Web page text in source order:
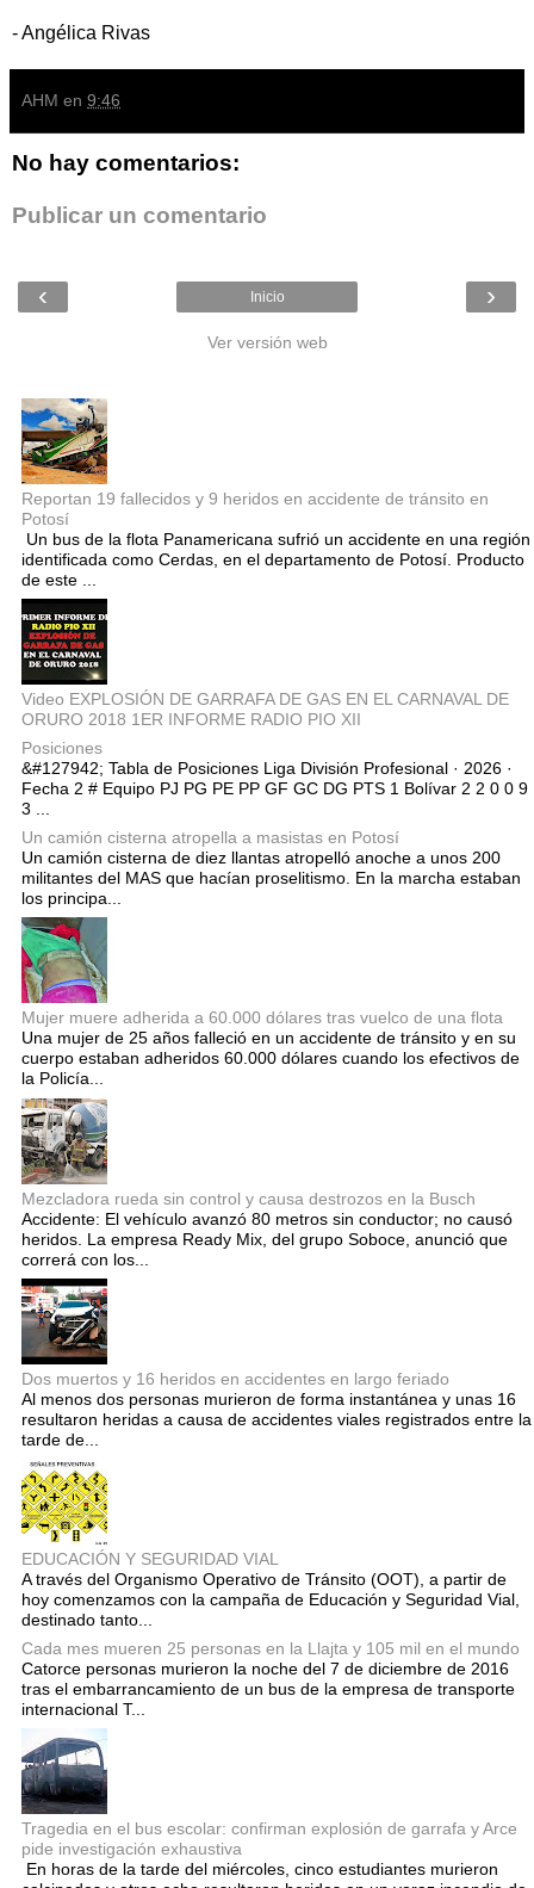
- Angélica Rivas
AHM en 9:46
No hay comentarios:
Publicar un comentario
‹ ›
Inicio
Ver versión web
Reportan 19 fallecidos y 9 heridos en accidente de tránsito en
Potosí
Un bus de la flota Panamericana sufrió un accidente en una región
identificada como Cerdas, en el departamento de Potosí. Producto
de este ...
Video EXPLOSIÓN DE GARRAFA DE GAS EN EL CARNAVAL DE
ORURO 2018 1ER INFORME RADIO PIO XII
Posiciones
&#127942; Tabla de Posiciones Liga División Profesional · 2026 ·
Fecha 2 # Equipo PJ PG PE PP GF GC DG PTS 1 Bolívar 2 2 0 0 9
3 ...
Un camión cisterna atropella a masistas en Potosí
Un camión cisterna de diez llantas atropelló anoche a unos 200
militantes del MAS que hacían proselitismo. En la marcha estaban
los principa...
Mujer muere adherida a 60.000 dólares tras vuelco de una flota
Una mujer de 25 años falleció en un accidente de tránsito y en su
cuerpo estaban adheridos 60.000 dólares cuando los efectivos de
la Policía...
Mezcladora rueda sin control y causa destrozos en la Busch
Accidente: El vehículo avanzó 80 metros sin conductor; no causó
heridos. La empresa Ready Mix, del grupo Soboce, anunció que
correrá con los...
Dos muertos y 16 heridos en accidentes en largo feriado
Al menos dos personas murieron de forma instantánea y unas 16
resultaron heridas a causa de accidentes viales registrados entre la
tarde de...
EDUCACIÓN Y SEGURIDAD VIAL
A través del Organismo Operativo de Tránsito (OOT), a partir de
hoy comenzamos con la campaña de Educación y Seguridad Vial,
destinado tanto...
Cada mes mueren 25 personas en la Llajta y 105 mil en el mundo
Catorce personas murieron la noche del 7 de diciembre de 2016
tras el embarrancamiento de un bus de la empresa de transporte
internacional T...
Tragedia en el bus escolar: confirman explosión de garrafa y Arce
pide investigación exhaustiva
En horas de la tarde del miércoles, cinco estudiantes murieron